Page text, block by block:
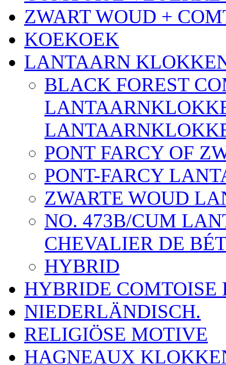
ZWART WOUD +
KOEKOEK
LANTAARN
BLACK FOREST
PONT FARCY OF
PONT-FARCY
ZWARTE WOUD
NO. 473B/CUM
CHEVALIER DE
HYBRID
HYBRIDE
NIEDERLÄNDISCH.
RELIGIÖSE MOTIVE
HAGNEAUX